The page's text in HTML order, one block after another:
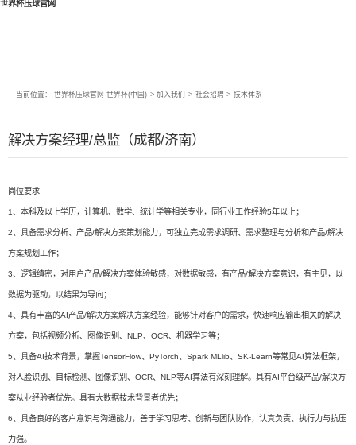
世界杯压球官网
当前位置： 世界杯压球官网-世界杯(中国) > 加入我们 > 社会招聘 > 技术体系
解决方案经理/总监（成都/济南）
岗位要求
1、本科及以上学历，计算机、数学、统计学等相关专业，同行业工作经验5年以上；
2、具备需求分析、产品/解决方案策划能力，可独立完成需求调研、需求整理与分析和产品/解决
方案规划工作；
3、逻辑缜密，对用户产品/解决方案体验敏感，对数据敏感，有产品/解决方案意识，有主见，以
数据为驱动，以结果为导向；
4、具有丰富的AI产品/解决方案解决方案经验，能够针对客户的需求，快速响应输出相关的解决
方案，包括视频分析、图像识别、NLP、OCR、机器学习等；
5、具备AI技术背景，掌握TensorFlow、PyTorch、Spark MLlib、SK-Learn等常见AI算法框架，
对人脸识别、目标检测、图像识别、OCR、NLP等AI算法有深刻理解。具有AI平台级产品/解决方
案从业经验者优先。具有大数据技术背景者优先；
6、具备良好的客户意识与沟通能力，善于学习思考、创新与团队协作，认真负责、执行力与抗压
力强。